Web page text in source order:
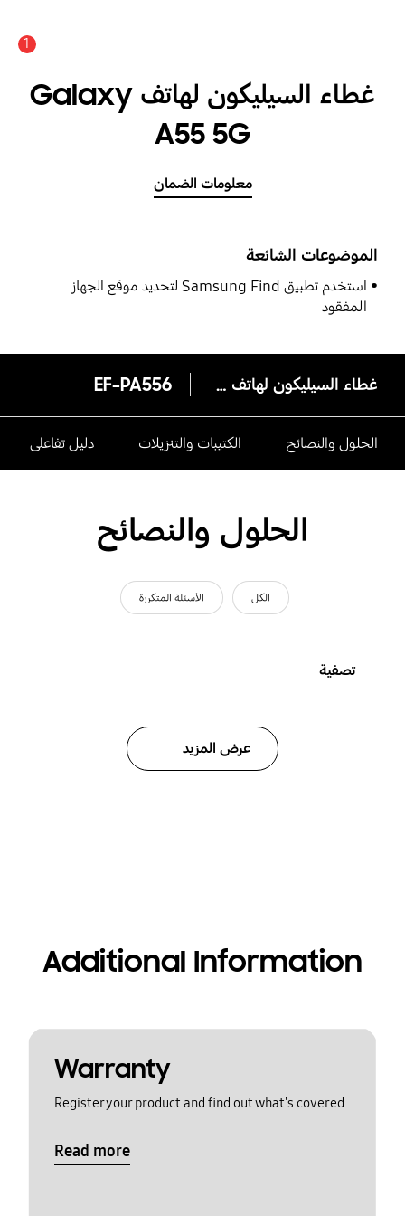
1
غطاء السيليكون لهاتف Galaxy
A55 5G
معلومات الضمان
الموضوعات الشائعة
استخدم تطبيق Samsung Find لتحديد موقع الجهاز
المفقود
غطاء السيليكون لهاتف Galaxy A55 5G EF-PA556
الحلول والنصائح الكتيبات والتنزيلات دليل تفاعلى
الحلول والنصائح
الكل الأسئلة المتكررة
تصفية
عرض المزيد
Additional Information
Warranty
Register your product and find out what's covered
Read more